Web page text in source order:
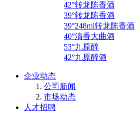
42°转龙陈香酒
39°转龙陈香酒
39°248ml转龙陈香酒
40°清香大曲酒
53°九原醉
42°九原醉酒
企业动态
公司新闻
市场动态
人才招聘